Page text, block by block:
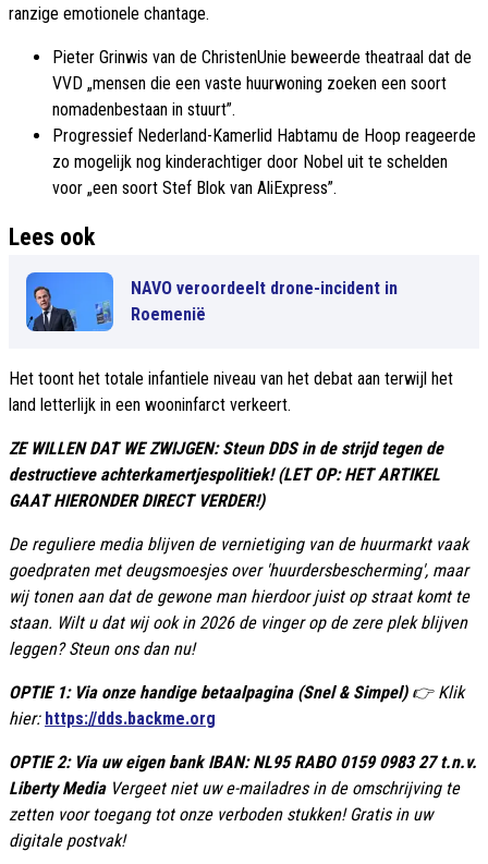
ranzige emotionele chantage.
Pieter Grinwis van de ChristenUnie beweerde theatraal dat de
VVD „mensen die een vaste huurwoning zoeken een soort
nomadenbestaan in stuurt”.
Progressief Nederland-Kamerlid Habtamu de Hoop reageerde
zo mogelijk nog kinderachtiger door Nobel uit te schelden
voor „een soort Stef Blok van AliExpress”.
Lees ook
NAVO veroordeelt drone-incident in
Roemenië
Het toont het totale infantiele niveau van het debat aan terwijl het
land letterlijk in een wooninfarct verkeert.
ZE WILLEN DAT WE ZWIJGEN: Steun DDS in de strijd tegen de
destructieve achterkamertjespolitiek! (LET OP: HET ARTIKEL
GAAT HIERONDER DIRECT VERDER!)
De reguliere media blijven de vernietiging van de huurmarkt vaak
goedpraten met deugsmoesjes over 'huurdersbescherming', maar
wij tonen aan dat de gewone man hierdoor juist op straat komt te
staan. Wilt u dat wij ook in 2026 de vinger op de zere plek blijven
leggen? Steun ons dan nu!
OPTIE 1: Via onze handige betaalpagina (Snel & Simpel) 👉 Klik
hier: https://dds.backme.org
OPTIE 2: Via uw eigen bank IBAN: NL95 RABO 0159 0983 27 t.n.v.
Liberty MediaVergeet niet uw e-mailadres in de omschrijving te
zetten voor toegang tot onze verboden stukken! Gratis in uw
digitale postvak!